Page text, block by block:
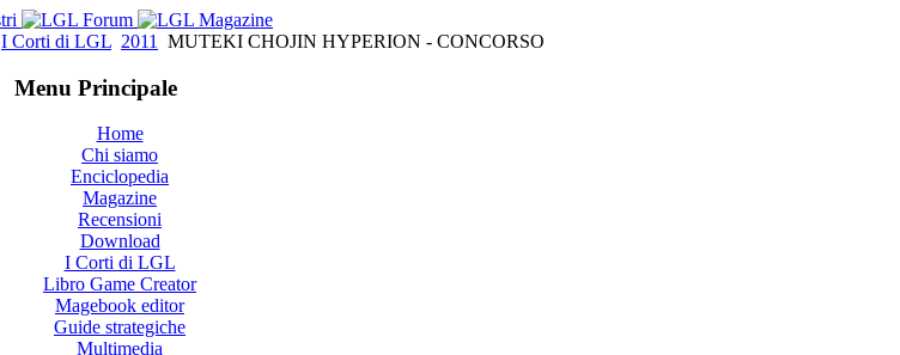
I Corti di LGL 2011 MUTEKI CHOJIN HYPERION - CONCORSO
Menu Principale
Home
Chi siamo
Enciclopedia
Magazine
Recensioni
Download
I Corti di LGL
Libro Game Creator
Magebook editor
Guide strategiche
Multimedia